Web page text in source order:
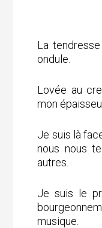
La
ondule.
Lovée au
mon
Je suis là
nous nous
autres.
Je suis le
musique.